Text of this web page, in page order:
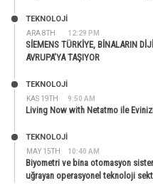
ARA 8TH 12:29 PM
TEKNOLOJİ
SİEMENS TÜRKİYE, BİNALARIN
AVRUPA’YA TAŞIYOR
KAS 19TH 9:50 AM
TEKNOLOJİ
Living Now with Netatmo ile
MAY 15TH 10:40 AM
TEKNOLOJİ
Biyometri ve bina otomasyon
uğrayan operasyonel teknoloji